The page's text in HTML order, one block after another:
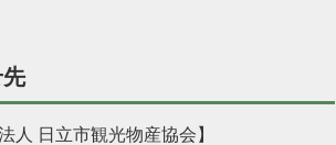
人 日立市観光物産協会】